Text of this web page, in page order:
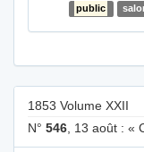
public
1853 Volume XXII
N° 546, 13 août : «